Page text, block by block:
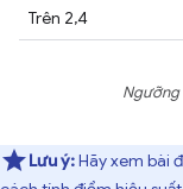
Trên 2,4
Ngưỡng
Lưu ý:Hãy xem bài